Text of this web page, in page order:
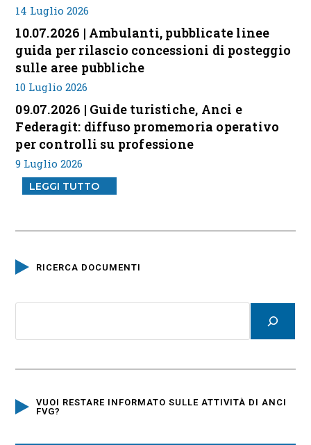
14 Luglio 2026
10.07.2026 | Ambulanti, pubblicate linee
guida per rilascio concessioni di posteggio
sulle aree pubbliche
10 Luglio 2026
09.07.2026 | Guide turistiche, Anci e
Federagit: diffuso promemoria operativo
per controlli su professione
9 Luglio 2026
LEGGI TUTTO
RICERCA DOCUMENTI
VUOI RESTARE INFORMATO SULLE ATTIVITÀ DI ANCI
FVG?